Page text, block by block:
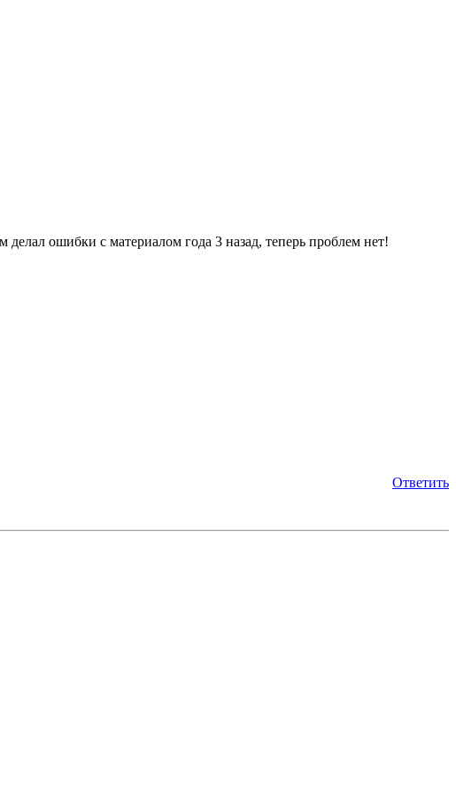
ошибки с материалом года 3 назад, теперь проблем нет!
Ответить